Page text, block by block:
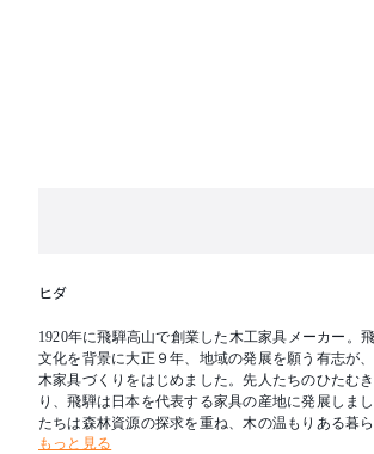
ヒダ
1920年に飛騨高山で創業した木工家具メーカー。
文化を背景に大正９年、地域の発展を願う有志が
木家具づくりをはじめました。先人たちのひたむ
り、飛騨は日本を代表する家具の産地に発展しま
たちは森林資源の探求を重ね、木の温もりある暮
と考えます。新たな創造を可能とし、その魅力を
もっと見る